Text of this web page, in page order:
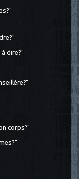
dire?"
corps?"